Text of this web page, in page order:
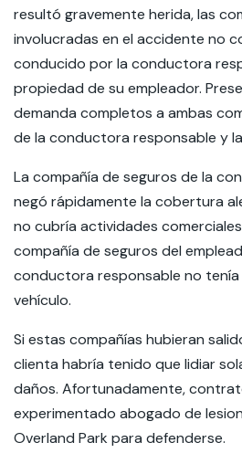
resultó gravemente herida, las
involucradas en el accidente no
conducido por la conductora
propiedad de su empleador.
demanda completos a ambas
de la conductora responsable y
La compañía de seguros de la
negó rápidamente la cobertura
no cubría actividades
compañía de seguros del
conductora responsable no tenía
vehículo.
Si estas compañías hubieran
clienta habría tenido que lidiar
daños. Afortunadamente,
experimentado abogado de
Overland Park para defenderse.